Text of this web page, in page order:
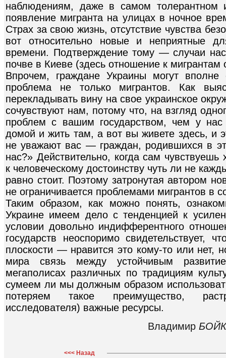
наблюдениям, даже в самом толерантном
появление мигранта на улицах в ночное
Страх за свою жизнь, отсутствие чувства
вот относительно новые и неприятные
времени. Подтверждение тому — случаи
почве в Киеве (здесь отношение к
Впрочем, граждане Украины могут
проблема не только мигрантов. Как
перекладывать вину на свое украинское
сочувствуют нам, потому что, на взгляд
проблем с вашим государством, чем у
домой и жить там, а вот вы живете здесь, и
не уважают вас — граждан, родившихся в
нас?» Действительно, когда сам
к человеческому достоинству чуть ли не
равно стоит. Поэтому затронутая автором
не ограничивается проблемами мигрантов в
Таким образом, как можно понять,
Украине имеем дело с тенденцией к
условии довольно индифферентного
государств неоспоримо свидетельствует,
плоскости — нравится это кому-то или нет,
мира связь между устойчивым
мегаполисах различных по традициям
сумеем ли мы должным образом
потеряем такое преимущество,
исследователя) важные ресурсы.
Владимир
<<< Назад